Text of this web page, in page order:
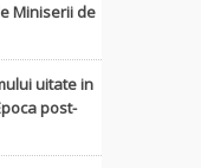
Miniserii de
uitate in
post-